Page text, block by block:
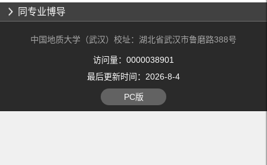
同专业博导
中国地质大学（武汉）校址：湖北省武汉市鲁磨路388号
访问量： 0000038901
最后更新时间： 2026-8-4
PC版